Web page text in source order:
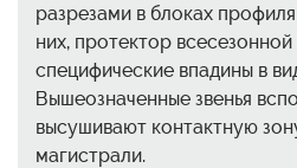
разрезами в блоках
них, протектор
специфические впадины в
Вышеозначенные звенья
высушивают контактную
магистрали.